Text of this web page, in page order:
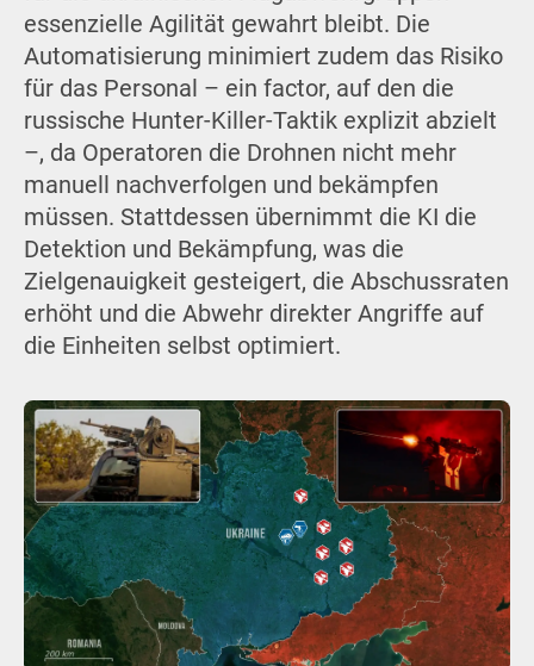
essenzielle Agilität gewahrt bleibt. Die
Automatisierung minimiert zudem das Risiko
für das Personal – ein factor, auf den die
russische Hunter-Killer-Taktik explizit abzielt
–, da Operatoren die Drohnen nicht mehr
manuell nachverfolgen und bekämpfen
müssen. Stattdessen übernimmt die KI die
Detektion und Bekämpfung, was die
Zielgenauigkeit gesteigert, die Abschussraten
erhöht und die Abwehr direkter Angriffe auf
die Einheiten selbst optimiert.